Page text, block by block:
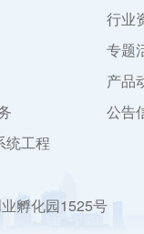
统工程
行业
专题
产品
公告
孵化园1525号